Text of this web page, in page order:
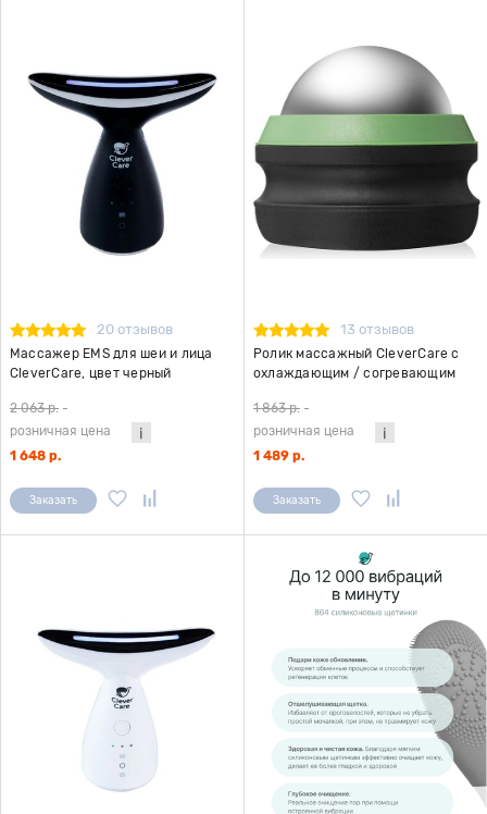
20 отзывов
Массажер EMS для шеи и лица
CleverCare, цвет черный
2 063 р. -
розничная цена
1 648 р.
Заказать
13 отзывов
Ролик массажный CleverCare с
охлаждающим / согревающим
1 863 р. -
розничная цена
1 489 р.
Заказать